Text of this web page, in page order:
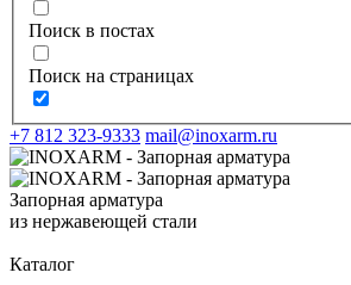
Поиск в постах
Поиск на страницах
+7 812 323-9333 mail@inoxarm.ru
Запорная арматура
из нержавеющей стали
Каталог